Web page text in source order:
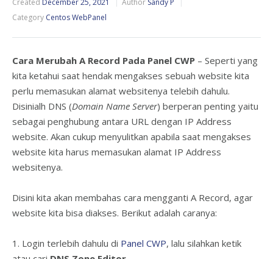
Created December 25, 2021 Author Sandy P
Category Centos WebPanel
Cara Merubah A Record Pada Panel CWP – Seperti yang
kita ketahui saat hendak mengakses sebuah website kita
perlu memasukan alamat websitenya telebih dahulu.
Disinialh DNS (Domain Name Server) berperan penting yaitu
sebagai penghubung antara URL dengan IP Address
website. Akan cukup menyulitkan apabila saat mengakses
website kita harus memasukan alamat IP Address
websitenya.
Disini kita akan membahas cara mengganti A Record, agar
website kita bisa diakses. Berikut adalah caranya:
1. Login terlebih dahulu di Panel CWP, lalu silahkan ketik